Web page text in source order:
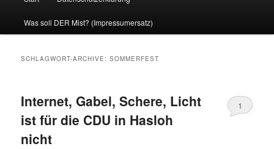
Inhalt
sekundären
Was soll DER Mist? (Impressumersatz)
SCHLAGWORT-ARCHIVE:SOMMERFEST
Internet, Gabel, Schere, Licht
ist für die CDU in Hasloh
nicht
1